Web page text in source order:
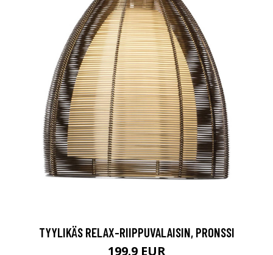
TYYLIKÄS RELAX-RIIPPUVALAISIN, PRONSSI
199.9 EUR